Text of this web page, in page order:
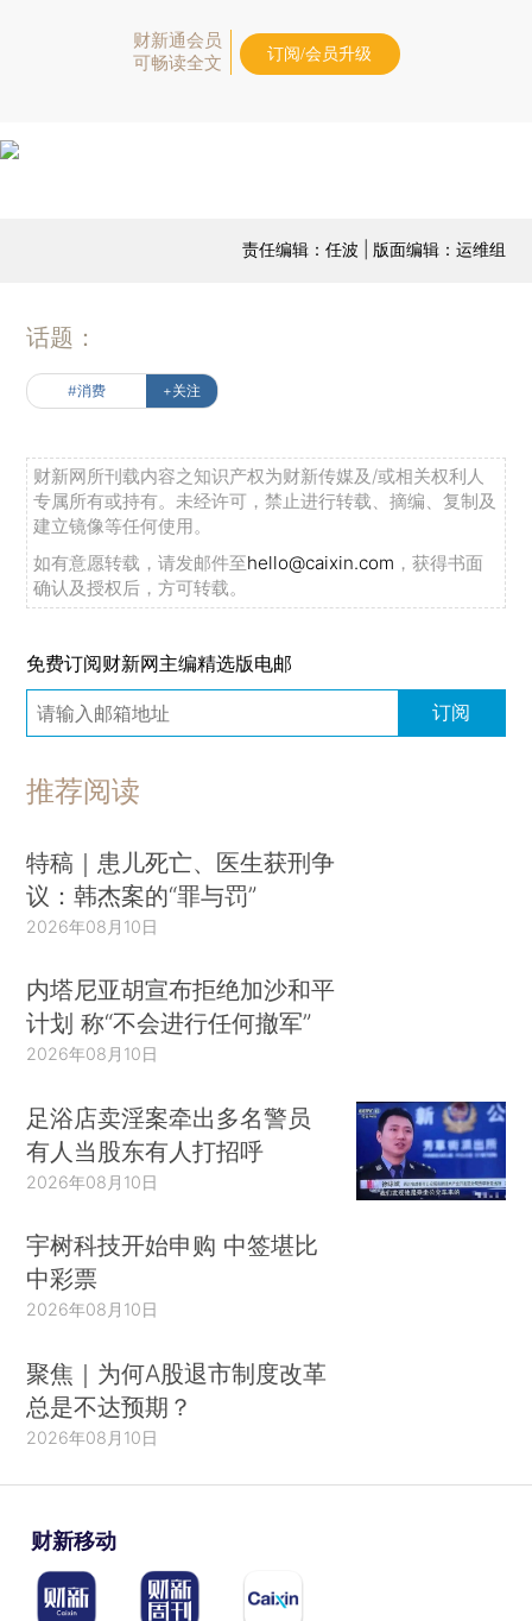
财新通会员
可畅读全文
订阅/会员升级
责任编辑：任波 | 版面编辑：运维组
话题：
#消费 +关注
财新网所刊载内容之知识产权为财新传媒及/或相关权利人
专属所有或持有。未经许可，禁止进行转载、摘编、复制及
建立镜像等任何使用。
如有意愿转载，请发邮件至hello@caixin.com ，获得书面
确认及授权后，方可转载。
免费订阅财新网主编精选版电邮
订阅
推荐阅读
特稿｜患儿死亡、医生获刑争
议：韩杰案的“罪与罚”
2026年08月10日
内塔尼亚胡宣布拒绝加沙和平
计划 称“不会进行任何撤军”
2026年08月10日
足浴店卖淫案牵出多名警员
有人当股东有人打招呼
2026年08月10日
宇树科技开始申购 中签堪比
中彩票
2026年08月10日
聚焦｜为何A股退市制度改革
总是不达预期？
2026年08月10日
财新移动